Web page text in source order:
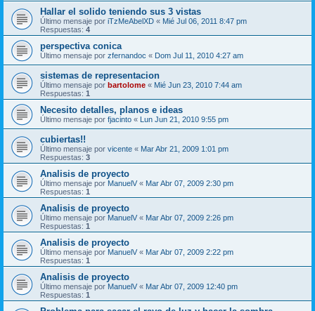
Hallar el solido teniendo sus 3 vistas
Último mensaje por iTzMeAbelXD « Mié Jul 06, 2011 8:47 pm
Respuestas: 4
perspectiva conica
Último mensaje por zfernandoc « Dom Jul 11, 2010 4:27 am
sistemas de representacion
Último mensaje por bartolome « Mié Jun 23, 2010 7:44 am
Respuestas: 1
Necesito detalles, planos e ideas
Último mensaje por fjacinto « Lun Jun 21, 2010 9:55 pm
cubiertas!!
Último mensaje por vicente « Mar Abr 21, 2009 1:01 pm
Respuestas: 3
Analisis de proyecto
Último mensaje por ManuelV « Mar Abr 07, 2009 2:30 pm
Respuestas: 1
Analisis de proyecto
Último mensaje por ManuelV « Mar Abr 07, 2009 2:26 pm
Respuestas: 1
Analisis de proyecto
Último mensaje por ManuelV « Mar Abr 07, 2009 2:22 pm
Respuestas: 1
Analisis de proyecto
Último mensaje por ManuelV « Mar Abr 07, 2009 12:40 pm
Respuestas: 1